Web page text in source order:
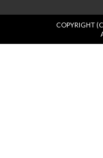
COPYRIGHT